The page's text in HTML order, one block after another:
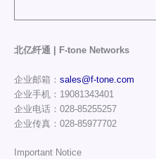
北亿纤通 | F-tone Networks
企业邮箱： sales@f-tone.com
企业手机：19081343401
企业电话：028-85255257
企业传真：028-85977702
Important Notice